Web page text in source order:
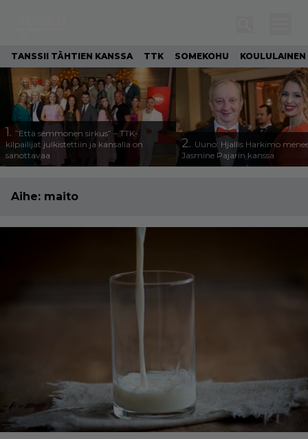
TANSSII TÄHTIEN KANSSA TTK SOMEKOHU KOULULAINEN
1. ”Että semmonen sirkus” – TTK-
kilpailijat julkistettiin ja kansalla on
sanottavaa
2. Uuno: Hjallis Harkimo
Jasmine Pajarin kanssa
Aihe: maito